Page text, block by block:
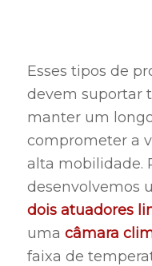
Esses tipos de
devem suportar
manter um
comprometer a
alta mobilidade.
desenvolvemos
dois atuadores
uma câmara
faixa de